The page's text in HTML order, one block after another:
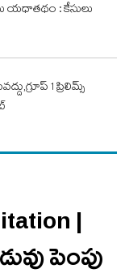
యధాతథం : కేసులు
1 ప్రిలిమ్స్
|
పెంపు